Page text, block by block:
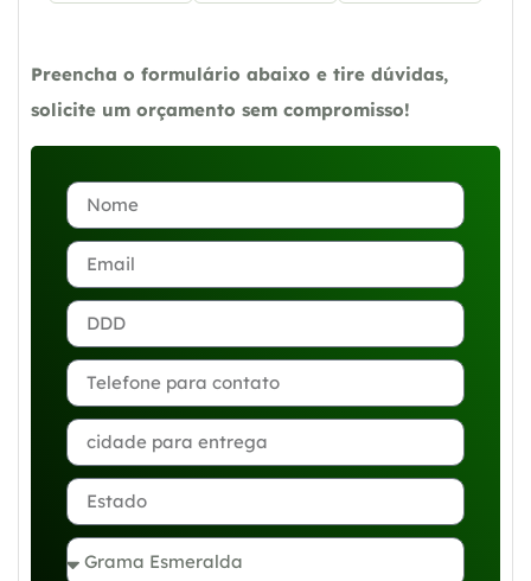
Preencha o formulário abaixo e tire dúvidas,
solicite um orçamento sem compromisso!